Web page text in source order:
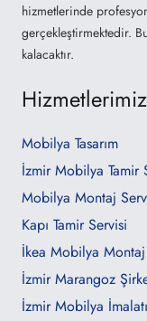
hizmetlerinde
gerçekleştirmektedir.
kalacaktır.
Hizmetlerimiz
Mobilya Tasarım
İzmir Mobilya Tamir
Mobilya Montaj
Kapı Tamir Servisi
İkea Mobilya
İzmir Marangoz
İzmir Mobilya İmalatı